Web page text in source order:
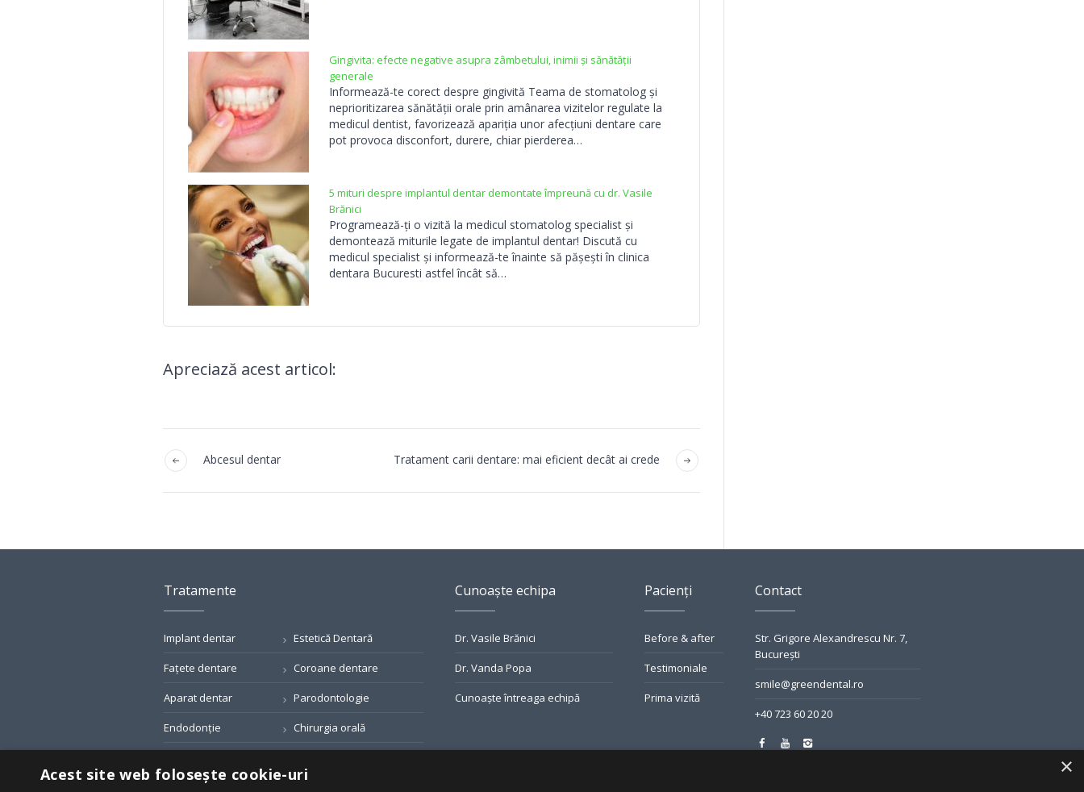
Gingivita: efecte negative asupra zâmbetului, inimii și sănătății
generale
Informează-te corect despre gingivită Teama de stomatolog și
neprioritizarea sănătății orale prin amânarea vizitelor regulate la
medicul dentist, favorizează apariția unor afecțiuni dentare care
pot provoca disconfort, durere, chiar pierderea…
5 mituri despre implantul dentar demontate împreună cu dr. Vasile
Brănici
Programează-ți o vizită la medicul stomatolog specialist și
demontează miturile legate de implantul dentar! Discută cu
medicul specialist și informează-te înainte să pășești în clinica
dentara Bucuresti astfel încât să…
Apreciază acest articol:
Tratament carii dentare: mai eficient decât ai crede
Abcesul dentar
Tratamente
Implant dentar Estetică Dentară
Fațete dentare Coroane dentare
Aparat dentar Parodontologie
Endodonție Chirurgia orală
dentare
Cunoaște echipa
Dr. Vasile Brănici
Dr. Vanda Popa
Cunoaște întreaga echipă
Pacienți
Before & after
Testimoniale
Prima vizită
Contact
Str. Grigore Alexandrescu Nr. 7,
București
smile@greendental.ro
+40 723 60 20 20
×
Acest site web folosește cookie-uri